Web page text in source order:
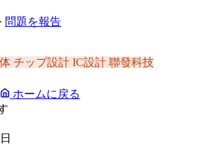
· 問題を報告
チップ設計 IC設計 聯發科技
ホームに戻る